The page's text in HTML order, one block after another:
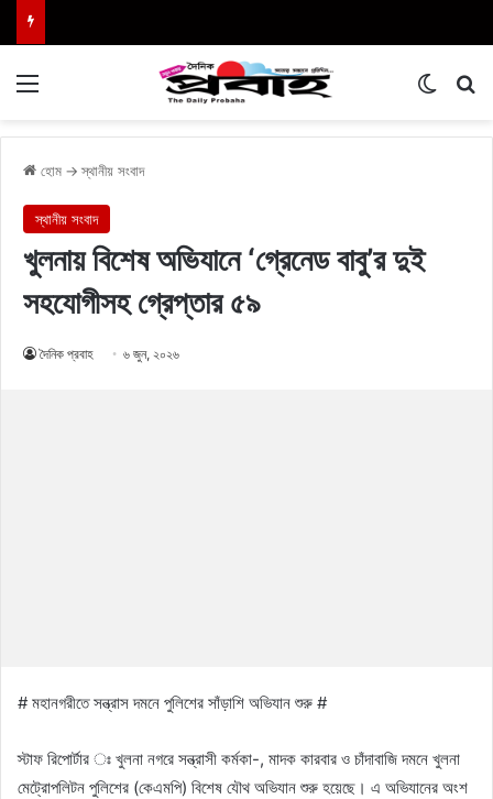
হোম → স্থানীয় সংবাদ
স্থানীয় সংবাদ
খুলনায় বিশেষ অভিযানে ‘গ্রেনেড বাবু’র দুই
সহযোগীসহ গ্রেপ্তার ৫৯
দৈনিক প্রবাহ ৬ জুন, ২০২৬
# মহানগরীতে সন্ত্রাস দমনে পুলিশের সাঁড়াশি অভিযান শুরু #
স্টাফ রিপোর্টার ঃ খুলনা নগরে সন্ত্রাসী কর্মকা-, মাদক কারবার ও চাঁদাবাজি দমনে খুলনা
মেট্রোপলিটন পুলিশের (কেএমপি) বিশেষ যৌথ অভিযান শুরু হয়েছে। এ অভিযানের অংশ